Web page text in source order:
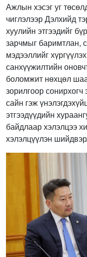
Ажлын хэсэг уг
чиглэлээр Дэлхийд
хуулийн этгээдийг
зарчмыг баримтлан,
мэдээллийг
санхүүжилтийн
боломжит нөхцөл
зорилгоор сонирхогч
сайн гэж
этгээдүүдийн
байдлаар хэлэлцээ
хэлэлцүүлэн